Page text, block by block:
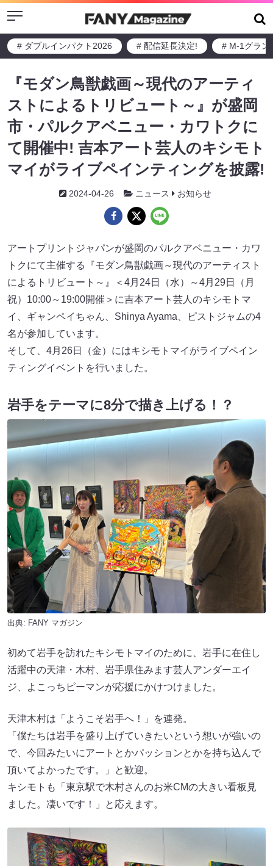
Menu
# ダブルインパクト2026 # 配信延長決定! # M-1グラン
『モダン鳥獣戯画～現代のアーティ
ストによるトリビュート～』が盛岡
市・パルクアベニュー・カワトクに
て開催中! 吉本アート芸人のキシモト
マイがライブペインティングを披露!
2024-04-26 ニュース お知らせ
アートプリントジャパンが盛岡のパルクアベニュー・カワ
トクにて主催する『モダン鳥獣戯画～現代のアーティスト
によるトリビュート～』＜4月24日（水）～4月29日（月
祝）10:00～19:00開催＞に吉本アート芸人のキシモトマ
イ、ギャンペイちゃん、Shinya Ayama、ピストジャムの4
名が参加しています。
そして、4月26日（金）にはキシモトマイがライブペイン
ティングイベントを行いました。
岩手をテーマに8分で描き上げる！？
出典: FANY マガジン
初めて岩手を訪れたキシモトマイのために、岩手に在住し
活躍中の天津・木村、岩手県住みます芸人アンダーエイ
ジ、よこっちピーマンが応援にかけつけました。
天津木村は「ようこそ岩手へ！」を連発。
「僕たちは岩手を盛り上げていきたいという想いが強いの
で、今回みたいにアートとかパッションとかを持ち込んで
頂いてよかったです。」と歓迎。
キシモトも「東京駅で木村さんのお米CMの大きい看板見
ました。凄いです！」と応えます。